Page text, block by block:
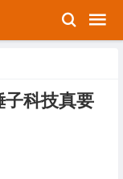
子科技真要